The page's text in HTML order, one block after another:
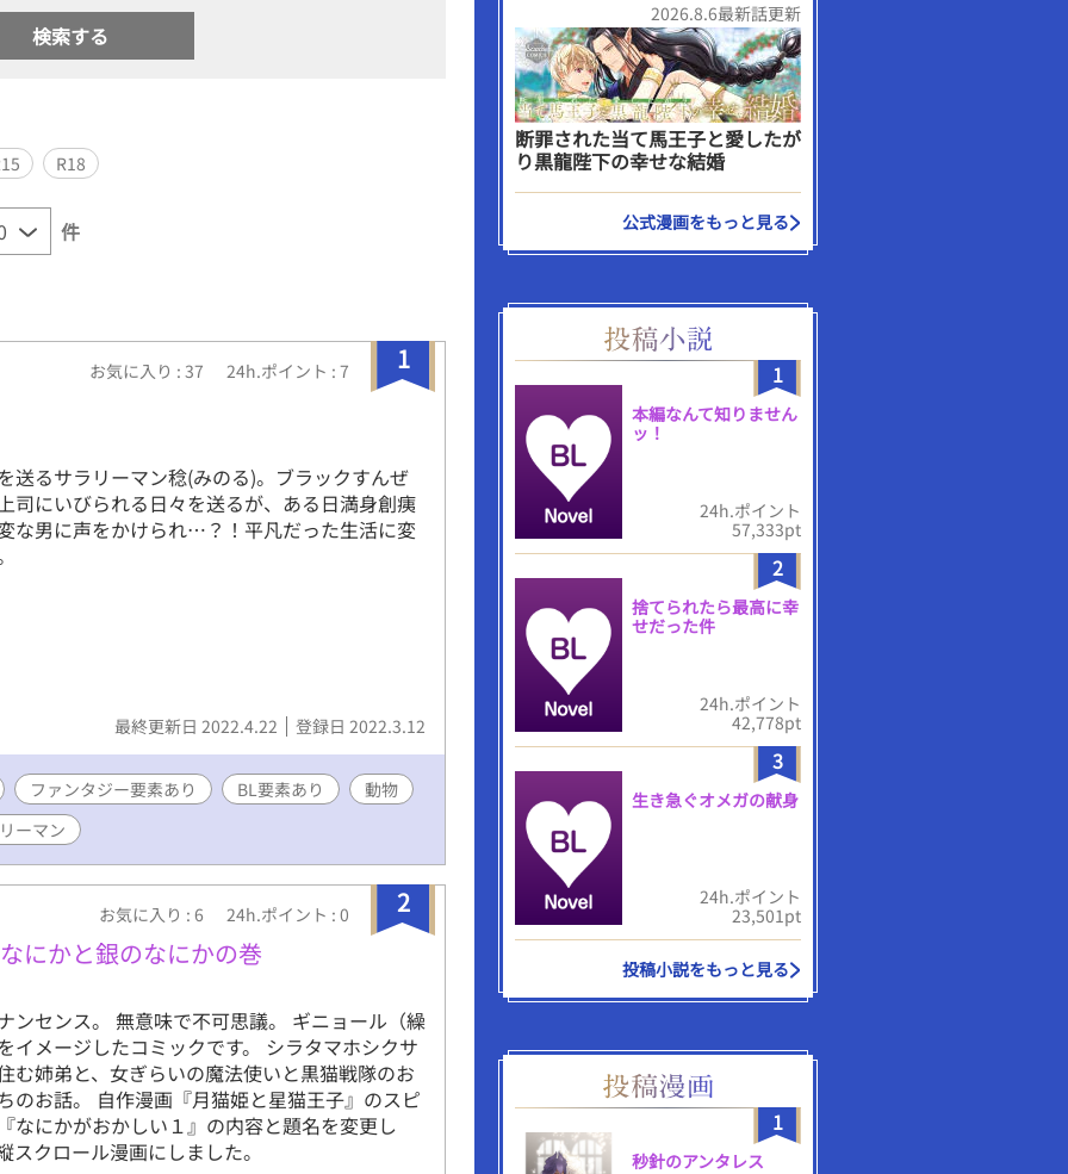
R18
件
1
お気に入り : 37 24h.ポイント : 7
送るサラリーマン稔(みのる)。ブラックすんぜ
司にいびられる日々を送るが、ある日満身創痍
な男に声をかけられ…？！平凡だった生活に変
最終更新日 2022.4.22 登録日 2022.3.12
ファンタジー要素あり BL要素あり
動物
ーマン
2
お気に入り : 6 24h.ポイント : 0
にかと銀のなにかの巻
ンセンス。 無意味で不可思議。 ギニョール（繰
イメージしたコミックです。 シラタマホシクサ
む姉弟と、女ぎらいの魔法使いと黒猫戦隊のお
のお話。 自作漫画『月猫姫と星猫王子』のスピ
なにかがおかしい１』の内容と題名を変更し
スクロール漫画にしました。
2026.8.6最新話更新
断罪された当て馬王子と愛したが
り黒龍陛下の幸せな結婚
公式漫画をもっと見る
1
本編なんて知りません
ッ！
24h.ポイント
57,333pt
2
捨てられたら最高に幸
せだった件
24h.ポイント
42,778pt
3
生き急ぐオメガの献身
24h.ポイント
23,501pt
投稿小説をもっと見る
1
秒針のアンタレス